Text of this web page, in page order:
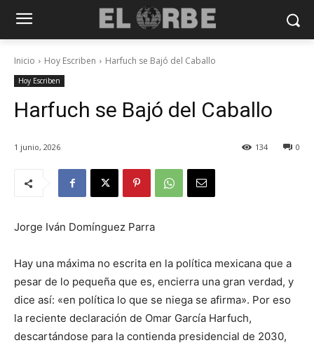
Inicio Hoy Escriben Harfuch se Bajó del Caballo
Hoy Escriben
Harfuch se Bajó del Caballo
1 junio, 2026 0
134
Jorge Iván Domínguez Parra
Hay una máxima no escrita en la política mexicana que a
pesar de lo pequeña que es, encierra una gran verdad, y
dice así: «en política lo que se niega se afirma». Por eso
la reciente declaración de Omar García Harfuch,
descartándose para la contienda presidencial de 2030,